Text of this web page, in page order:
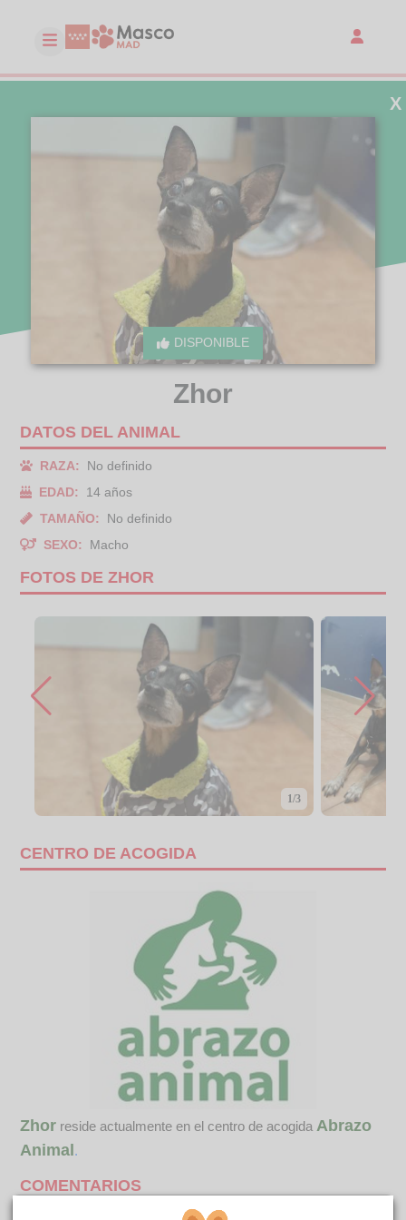
DISPONIBLE
X
Zhor
DATOS DEL ANIMAL
RAZA:
No definido
EDAD:
14 años
TAMAÑO:
No definido
SEXO:
Macho
FOTOS DE ZHOR
1/3
CENTRO DE ACOGIDA
Zhor reside actualmente en el centro de acogida Abrazo
Animal.
COMENTARIOS